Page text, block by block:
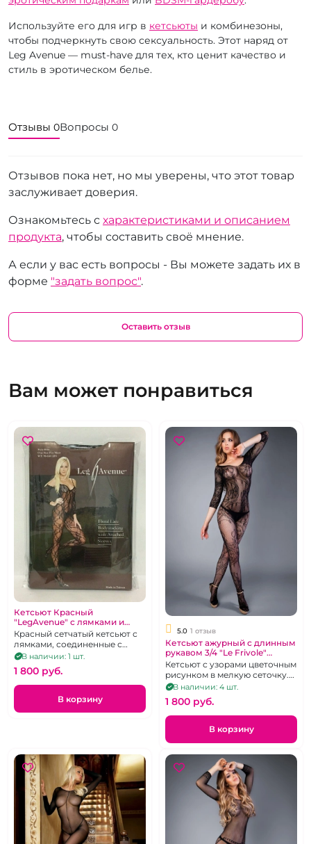
Используйте его для игр в кетсьюты и комбинезоны,
чтобы подчеркнуть свою сексуальность. Этот наряд от
Leg Avenue — must-have для тех, кто ценит качество и
стиль в эротическом белье.
Отзывы 0Вопросы 0
Отзывов пока нет, но мы уверены, что этот товар
заслуживает доверия.
Ознакомьтесь с характеристиками и описанием
продукта, чтобы составить своё мнение.
А если у вас есть вопросы - Вы можете задать их в
форме "задать вопрос".
Оставить отзыв
Вам может понравиться
Кетсьют Красный
"LegAvenue" с лямками и
рукавами
Красный сетчатый кетсьют с
лямками, соединенные с
рукавами
В наличии: 1 шт.
1 800 pуб.
В корзину
5.0 1 отзыв
Кетсьют ажурный с длинным
рукавом 3/4 "Le Frivole"
чёрный
Кетсьют с узорами цветочным
рисунком в мелкую сеточку.
р.42-48.
В наличии: 4 шт.
1 800 pуб.
В корзину